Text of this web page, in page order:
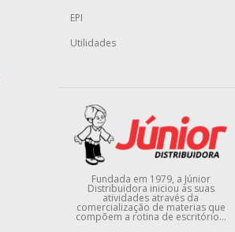
EPI
Utilidades
Fundada em 1979, a Júnior
Distribuidora iniciou as suas
atividades através da
comercialização de materias que
compõem a rotina de escritório...